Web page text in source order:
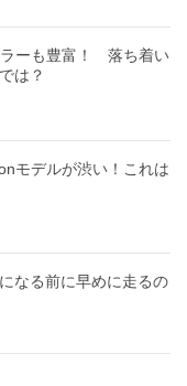
ラーも豊富！ 落ち着い
は？
モデルが渋い！これは
なる前に早めに走るの